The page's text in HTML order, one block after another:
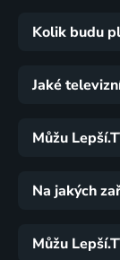
Kolik budu
Jaké
Můžu
Na jakých
Můžu